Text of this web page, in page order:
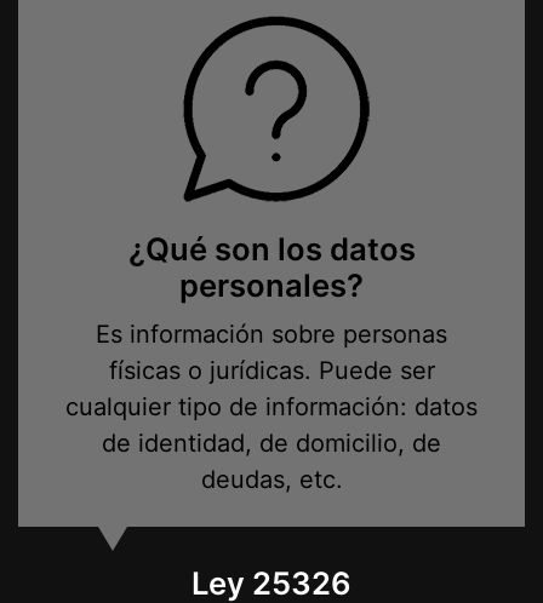
¿Qué son los datos
personales?
Es información sobre personas
físicas o jurídicas. Puede ser
cualquier tipo de información: datos
de identidad, de domicilio, de
deudas, etc.
Ley 25326